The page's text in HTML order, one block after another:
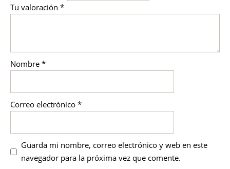
Tu valoración *
Nombre *
Correo electrónico *
Guarda mi nombre, correo electrónico y web en este
navegador para la próxima vez que comente.